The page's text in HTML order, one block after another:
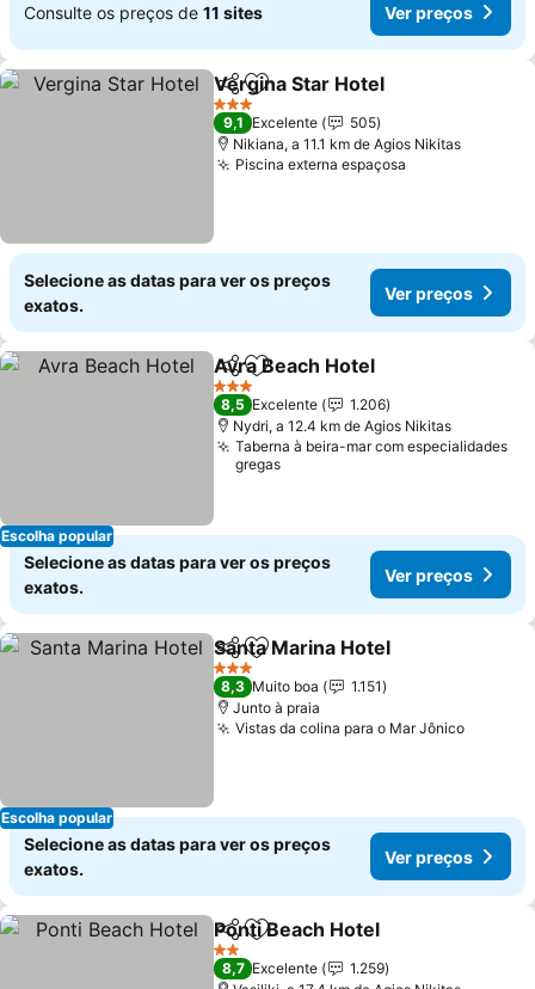
Consulte os preços de 11 sites Ver preços
PartilharAdicionar aos favoritos
Vergina Star Hotel
3 Estrelas
9,1 Excelente
505
Nikiana, a 11.1 km de Agios Nikitas
Piscina externa espaçosa
Selecione as datas para ver os preços
exatos.
Ver preços
Escolha popular
PartilharAdicionar aos favoritos
Avra Beach Hotel
3 Estrelas
8,5 Excelente
1.206
Nydri, a 12.4 km de Agios Nikitas
Taberna à beira-mar com especialidades
gregas
Selecione as datas para ver os preços
exatos.
Ver preços
Escolha popular
PartilharAdicionar aos favoritos
Santa Marina Hotel
3 Estrelas
8,3 Muito boa
1.151
Junto à praia
Vistas da colina para o Mar JônicoVer
Selecione as datas para ver os preços
exatos.
Ver preços
PartilharAdicionar aos favoritos
Ponti Beach Hotel
2 Estrelas
8,7 Excelente
1.259